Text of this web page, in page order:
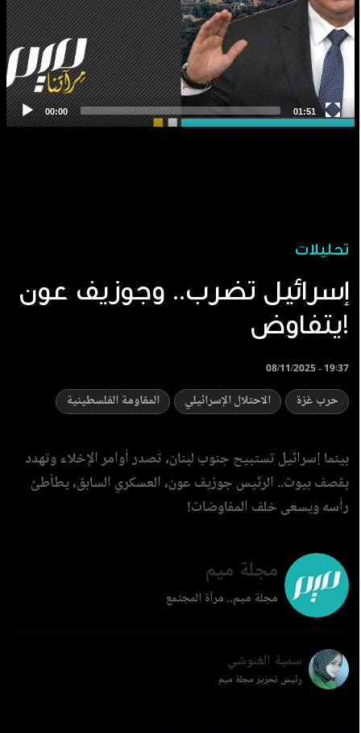
تحليلات
إسرائيل تضرب.. وجوزيف عون
يتفاوض!
08/11/2025 - 19:37
حرب غزة الاحتلال الإسرائيلي المقاومة الفلسطينية
بينما إسرائيل تستبيح جنوب لبنان، تصدر أوامر الإخلاء وتهدد
بقصف بيوت.. الرئيس جوزيف عون، العسكري السابق، يطأطئ
رأسه ويسعى خلف المفاوضات!
مجلة ميم
مجلة ميم.. مرآة المجتمع
سمية الغنوشي
رئيس تحرير مجلة ميم